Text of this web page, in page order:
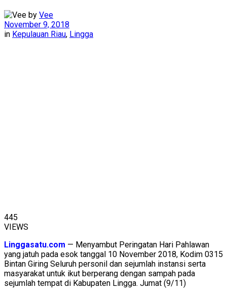
by Vee
November 9, 2018
in Kepulauan Riau, Lingga
445
VIEWS
Linggasatu.com — Menyambut Peringatan Hari Pahlawan
yang jatuh pada esok tanggal 10 November 2018, Kodim 0315
Bintan Giring Seluruh personil dan sejumlah instansi serta
masyarakat untuk ikut berperang dengan sampah pada
sejumlah tempat di Kabupaten Lingga. Jumat (9/11)